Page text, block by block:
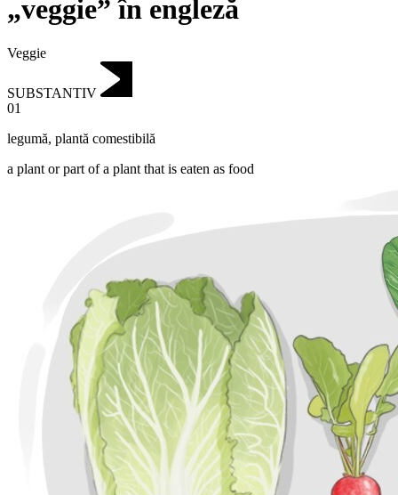
„veggie” în engleză
Veggie
SUBSTANTIV
01
legumă, plantă comestibilă
a plant or part of a plant that is eaten as food